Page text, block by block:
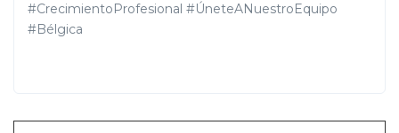
#CrecimientoProfesional #ÚneteANuestroEquipo
#Bélgica